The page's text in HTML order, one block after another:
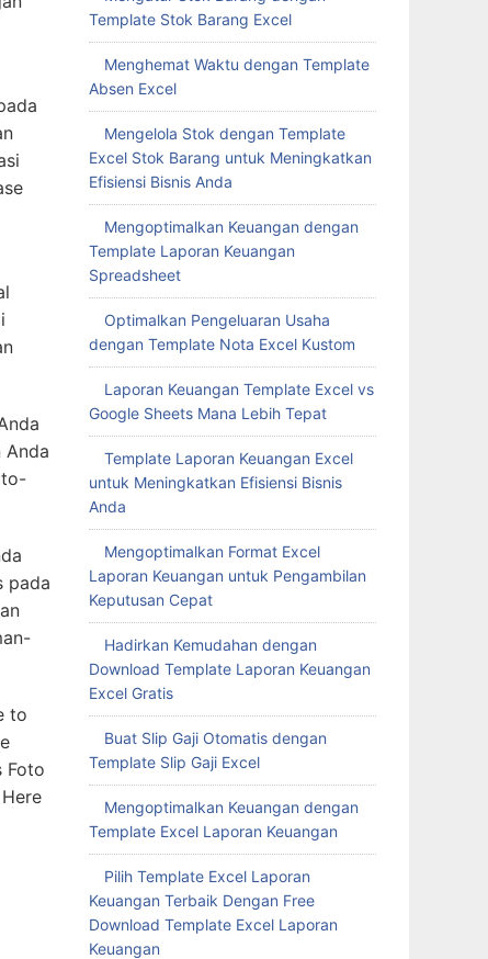
Anda
pada
to
Foto
Template Stok Barang Excel
Menghemat Waktu dengan Template
Absen Excel
Mengelola Stok dengan Template
Excel Stok Barang untuk Meningkatkan
Efisiensi Bisnis Anda
Mengoptimalkan Keuangan dengan
Template Laporan Keuangan
Spreadsheet
Optimalkan Pengeluaran Usaha
dengan Template Nota Excel Kustom
Laporan Keuangan Template Excel vs
Google Sheets Mana Lebih Tepat
Template Laporan Keuangan Excel
untuk Meningkatkan Efisiensi Bisnis
Anda
Mengoptimalkan Format Excel
Laporan Keuangan untuk Pengambilan
Keputusan Cepat
Hadirkan Kemudahan dengan
Download Template Laporan Keuangan
Excel Gratis
Buat Slip Gaji Otomatis dengan
Template Slip Gaji Excel
Mengoptimalkan Keuangan dengan
Template Excel Laporan Keuangan
Pilih Template Excel Laporan
Keuangan Terbaik Dengan Free
Download Template Excel Laporan
Keuangan